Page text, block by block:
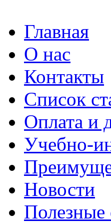
Главная
О нас
Контакты
Список
Оплата и
Учебно-
Новости
Полезные